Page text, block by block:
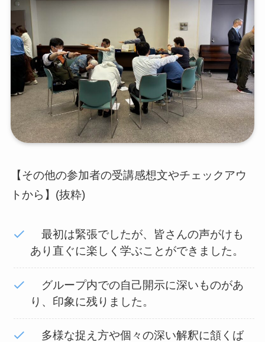
【その他の参加者の受講感想文やチェックアウ
トから】(抜粋)
最初は緊張でしたが、皆さんの声がけも
あり直ぐに楽しく学ぶことができました。
グループ内での自己開示に深いものがあ
り、印象に残りました。
多様な捉え方や個々の深い解釈に頷くば